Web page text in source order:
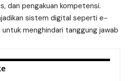
dan pengakuan kompetensi.
sistem digital seperti e-
menghindari tanggung jawab